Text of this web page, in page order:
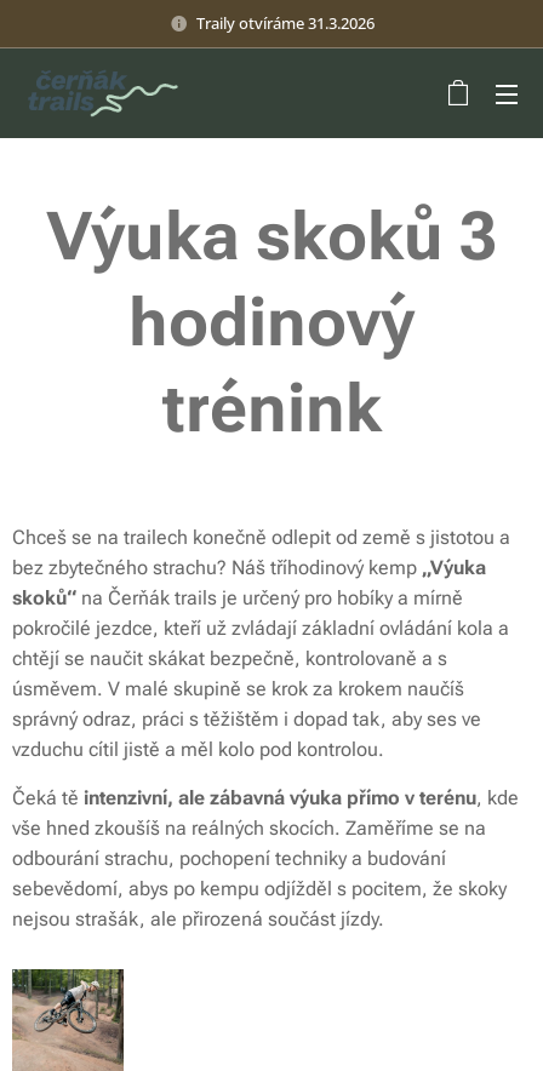
Traily otvíráme 31.3.2026
Výuka skoků 3
hodinový
trénink
Chceš se na trailech konečně odlepit od země s jistotou a
bez zbytečného strachu? Náš tříhodinový kemp „Výuka
skoků“ na Čerňák trails je určený pro hobíky a mírně
pokročilé jezdce, kteří už zvládají základní ovládání kola a
chtějí se naučit skákat bezpečně, kontrolovaně a s
úsměvem. V malé skupině se krok za krokem naučíš
správný odraz, práci s těžištěm i dopad tak, aby ses ve
vzduchu cítil jistě a měl kolo pod kontrolou.
Čeká tě intenzivní, ale zábavná výuka přímo v terénu, kde
vše hned zkoušíš na reálných skocích. Zaměříme se na
odbourání strachu, pochopení techniky a budování
sebevědomí, abys po kempu odjížděl s pocitem, že skoky
nejsou strašák, ale přirozená součást jízdy.